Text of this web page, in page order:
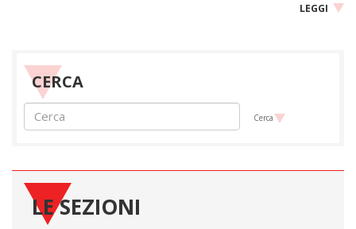
LEGGI
CERCA
Cerca
LE SEZIONI